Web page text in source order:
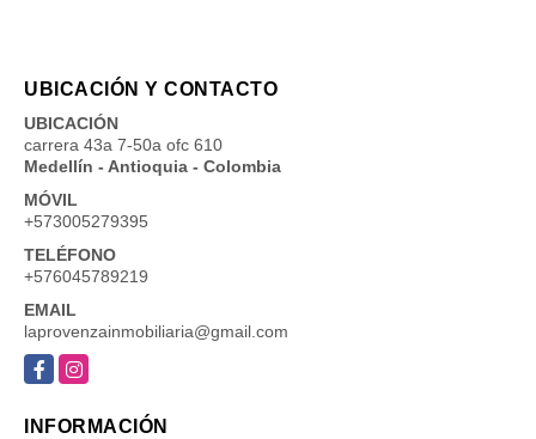
UBICACIÓN Y CONTACTO
UBICACIÓN
carrera 43a 7-50a ofc 610
Medellín - Antioquia - Colombia
MÓVIL
+573005279395
TELÉFONO
+576045789219
EMAIL
laprovenzainmobiliaria@gmail.com
FacebookInstagram
INFORMACIÓN